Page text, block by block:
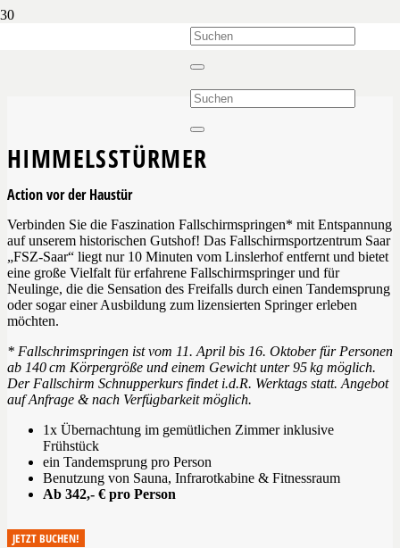
HIMMELSSTÜRMER
Action vor der Haustür
Verbinden Sie die Faszination Fallschirmspringen* mit Entspannung
auf unserem historischen Gutshof! Das Fallschirmsportzentrum Saar
„FSZ-Saar“ liegt nur 10 Minuten vom Linslerhof entfernt und bietet
eine große Vielfalt für erfahrene Fallschirmspringer und für
Neulinge, die die Sensation des Freifalls durch einen Tandemsprung
oder sogar einer Ausbildung zum lizensierten Springer erleben
möchten.
* Fallschrimspringen ist vom 11. April bis 16. Oktober für Personen
ab 140 cm Körpergröße und einem Gewicht unter 95 kg möglich.
Der Fallschirm Schnupperkurs findet i.d.R. Werktags statt. Angebot
auf Anfrage & nach Verfügbarkeit möglich.
1x Übernachtung im gemütlichen Zimmer inklusive
Frühstück
ein Tandemsprung pro Person
Benutzung von Sauna, Infrarotkabine & Fitnessraum
Ab 342,- € pro Person
JETZT BUCHEN!